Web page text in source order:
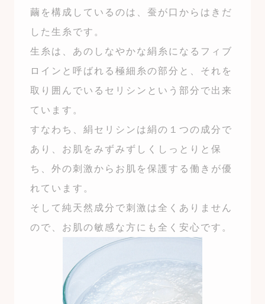
繭を構成しているのは、蚕が口からはきだ
した生糸です。
生糸は、あのしなやかな絹糸になるフィブ
ロインと呼ばれる極細糸の部分と、それを
取り囲んでいるセリシンという部分で出来
ています。
すなわち、絹セリシンは絹の１つの成分で
あり、お肌をみずみずしくしっとりと保
ち、外の刺激からお肌を保護する働きが優
れています。
そして純天然成分で刺激は全くありません
ので、お肌の敏感な方にも全く安心です。